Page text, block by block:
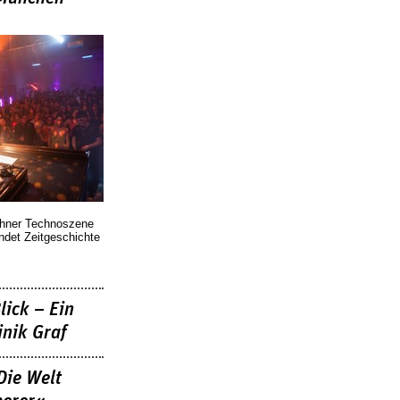
Technoszene
Zeitgeschichte
– Ein
Graf
Welt